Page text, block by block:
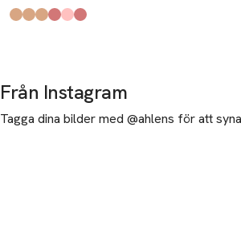
Produkten finns i färgerna:
Smitten,
Devoted,
Lark,
Carnal Red,
Camellia,
Scarlet Rouge
Från Instagram
Tagga dina bilder med @ahlens för att